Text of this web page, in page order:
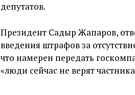
депутатов.
Президент Садыр Жапаров,
введения штрафов за
что намерен передать
«люди сейчас не верят